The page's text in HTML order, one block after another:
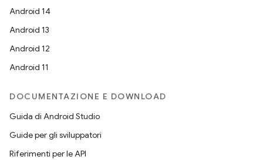
Android 14
Android 13
Android 12
Android 11
DOCUMENTAZIONE E DOWNLOAD
Guida di Android Studio
Guide per gli sviluppatori
Riferimenti per le API